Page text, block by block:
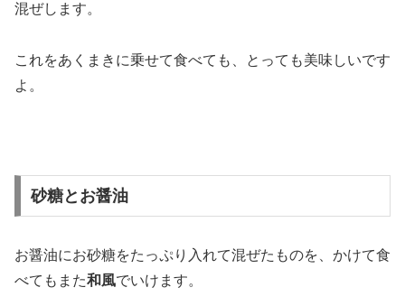
混ぜします。
これをあくまきに乗せて食べても、とっても美味しいです
よ。
砂糖とお醤油
お醤油にお砂糖をたっぷり入れて混ぜたものを、かけて食
べてもまた和風でいけます。